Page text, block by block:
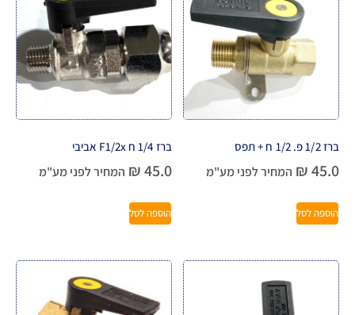
ברז 1/2 פ. 1/2 ח + תפס
₪45.0 המחיר לפני מע"מ
הוספה לסל
ברז 1/4 ח F1/2x אביבי
₪45.0 המחיר לפני מע"מ
הוספה לסל